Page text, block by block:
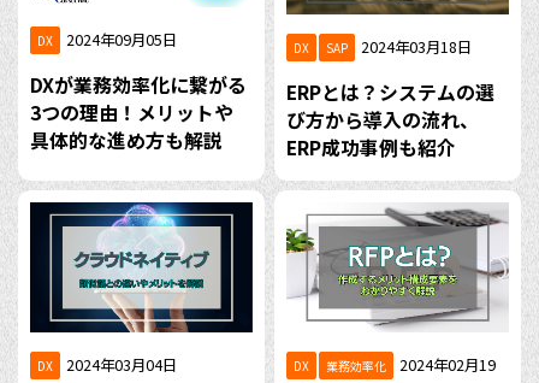
DX 2024年09月05日
DXが業務効率化に繋がる
3つの理由！メリットや
具体的な進め方も解説
DX SAP 2024年03月18日
ERPとは？システムの選
び方から導入の流れ、
ERP成功事例も紹介
DX 2024年03月04日 DX 業務効率化
2024年02月19